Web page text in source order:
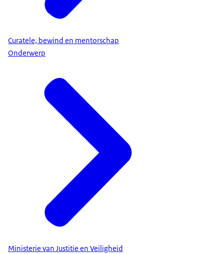
Curatele, bewind en mentorschap
Onderwerp
Ministerie van Justitie en Veiligheid